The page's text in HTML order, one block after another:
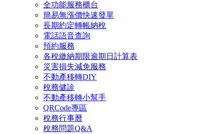
全功能服務櫃台
簡易無漲價快速發單
長期約定轉帳納稅
電話語音查詢
預約服務
各稅繳納期限逾期日計算表
災害損失減免服務
不動產移轉DIY
稅務健診
不動產移轉小幫手
QRCode專區
稅務行事曆
稅務問題Q&A